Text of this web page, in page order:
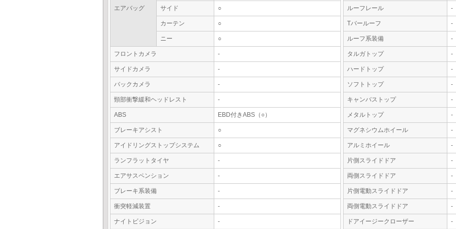
エアバッグ サイド ○
カーテン ○
ニー ○
フロントカメラ -
サイドカメラ -
バックカメラ -
頸部衝撃緩和ヘッドレスト -
ABS EBD付きABS（○）
ブレーキアシスト ○
アイドリングストップシステム ○
ランフラットタイヤ -
エアサスペンション -
ブレーキ系装備 -
衝突軽減装置 -
ナイトビジョン -
ルーフレール -
Tバールーフ -
ルーフ系装備 -
タルガトップ -
ハードトップ -
ソフトトップ -
キャンバストップ -
メタルトップ -
マグネシウムホイール -
アルミホイール -
片側スライドドア -
両側スライドドア -
片側電動スライドドア -
両側電動スライドドア -
ドアイージークローザー -